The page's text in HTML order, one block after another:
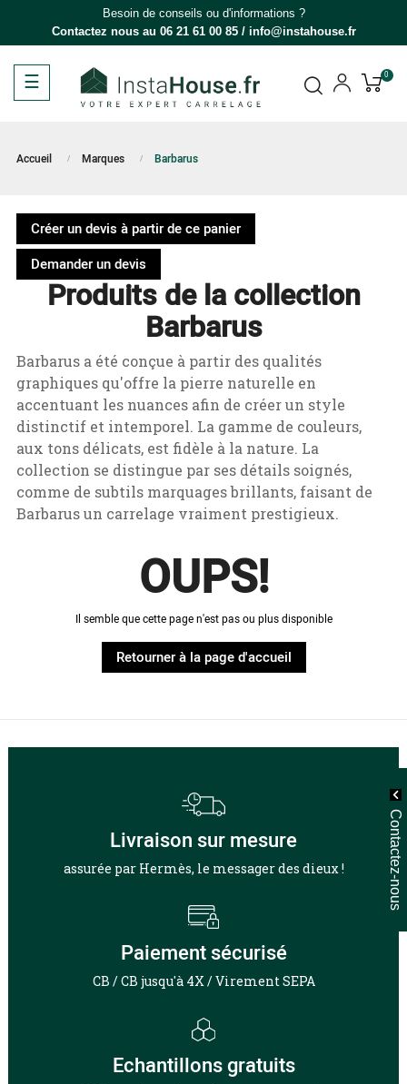
Besoin de conseils ou d'informations ?
Contactez nous au 06 21 61 00 85/ info@instahouse.fr
Basculer
la
☰ 0
Accueil Marques Barbarus
Créer un devis à partir de ce panier
Demander un devis
Produits de la collection
Barbarus
Barbarus a été conçue à partir des qualités
graphiques qu'offre la pierre naturelle en
accentuant les nuances afin de créer un style
distinctif et intemporel. La gamme de couleurs,
aux tons délicats, est fidèle à la nature. La
collection se distingue par ses détails soignés,
comme de subtils marquages brillants, faisant de
Barbarus un carrelage vraiment prestigieux.
OUPS!
Il semble que cette page n'est pas ou plus disponible
Retourner à la page d'accueil
Livraison sur mesure
assurée par Hermès, le messager des dieux !
Paiement sécurisé
CB / CB jusqu'à 4X / Virement SEPA
Echantillons gratuits
Contactez-nous